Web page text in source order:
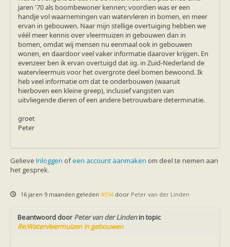
jaren '70 als boombewoner kennen; voordien was er een
handje vol waarnemingen van watervleren in bomen, en meer
ervan in gebouwen. Naar mijn stellige overtuiging hebben we
véél meer kennis over vleermuizen in gebouwen dan in
bomen, omdat wij mensen nu eenmaal ook in gebouwen
wonen, en daardoor veel vaker informatie daarover krijgen. En
evenzeer ben ik ervan overtuigd dat iig. in Zuid-Nederland de
watervleermuis voor het overgrote deel bomen bewoond. Ik
heb veel informatie om dat te onderbouwen (waaruit
hierboven een kleine greep), inclusief vangsten van
uitvliegende dieren of een andere betrouwbare determinatie.
groet
Peter
Gelieve Inloggen ofeen account aanmaken om deel te nemen aan
het gesprek.
16 jaren 9 maanden geleden #354 door Peter van der Linden
Beantwoord doorPeter van der Lindenin topic
Re:Watervleermuizen in gebouwen